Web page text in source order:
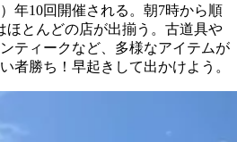
年10回開催される。朝7時から順
ほとんどの店が出揃う。古道具や
ティークなど、多様なアイテムが
者勝ち！早起きして出かけよう。